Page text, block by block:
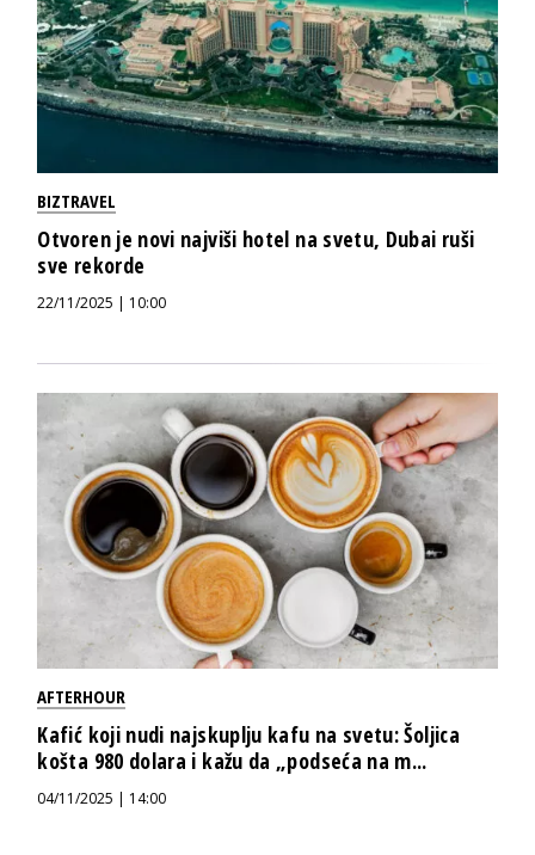
BIZTRAVEL
Otvoren je novi najviši hotel na svetu, Dubai ruši
sve rekorde
22/11/2025 | 10:00
AFTERHOUR
Kafić koji nudi najskuplju kafu na svetu: Šoljica
košta 980 dolara i kažu da „podseća na m...
04/11/2025 | 14:00